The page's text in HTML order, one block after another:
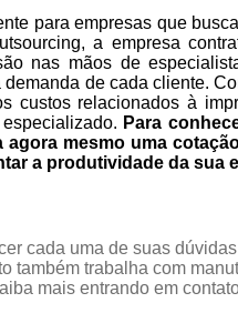
para empresas que
a empresa
nas mãos de
de cada cliente.
custos relacionados à
Para
agora mesmo uma
a produtividade da sua
cada uma de suas
também trabalha com
mais entrando em